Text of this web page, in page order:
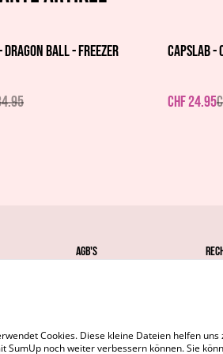
Dragon Ball - Freezer
%
Capslab -
CHF 24.95
AGB's
Cookies. Diese kleine Dateien helfen
SumUp noch weiter verbessern können. Sie